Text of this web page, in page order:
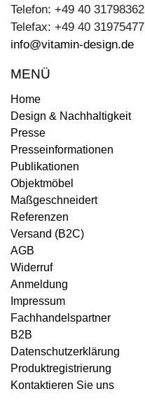
Telefon: +49 40 31798362
Telefax: +49 40 31975477
info@vitamin-design.de
MENÜ
Home
Design & Nachhaltigkeit
Presse
Presseinformationen
Publikationen
Objektmöbel
Maßgeschneidert
Referenzen
Versand (B2C)
AGB
Widerruf
Anmeldung
Impressum
Fachhandelspartner
B2B
Datenschutzerklärung
Produktregistrierung
Kontaktieren Sie uns